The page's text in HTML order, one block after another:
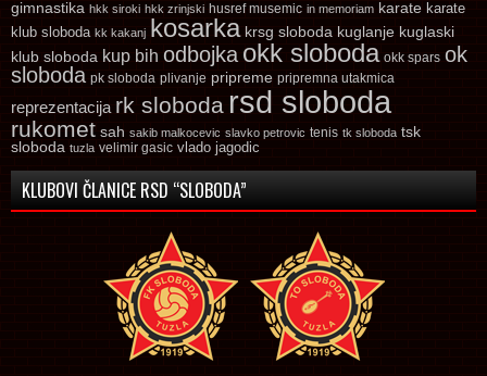
gimnastika hkk siroki hkk zrinjski husref musemic in memoriam karate karate
klub sloboda kk kakanj kosarka krsg sloboda kuglanje kuglaski
klub sloboda kup bih odbojka okk sloboda okk spars ok
sloboda pk sloboda plivanje pripreme pripremna utakmica
reprezentacija rk sloboda rsd sloboda
rukomet sah sakib malkocevic slavko petrovic tenis tk sloboda tsk
sloboda tuzla velimir gasic vlado jagodic
KLUBOVI ČLANICE RSD “SLOBODA”